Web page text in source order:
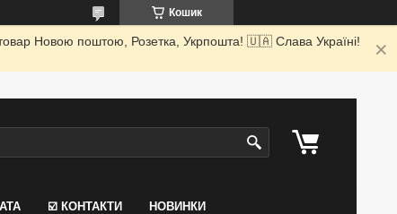
Кошик
Новою поштою, Розетка, Укрпошта! 🇺🇦 Слава Україні!
☑️ КОНТАКТИ НОВИНКИ